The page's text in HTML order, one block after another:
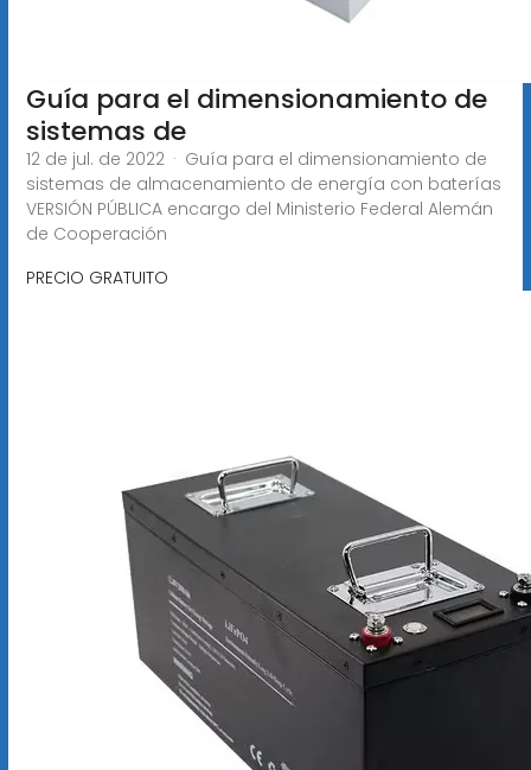
Guía para el dimensionamiento de
sistemas de
12 de jul. de 2022 · Guía para el dimensionamiento de
sistemas de almacenamiento de energía con baterías
VERSIÓN PÚBLICA encargo del Ministerio Federal Alemán
de Cooperación
PRECIO GRATUITO